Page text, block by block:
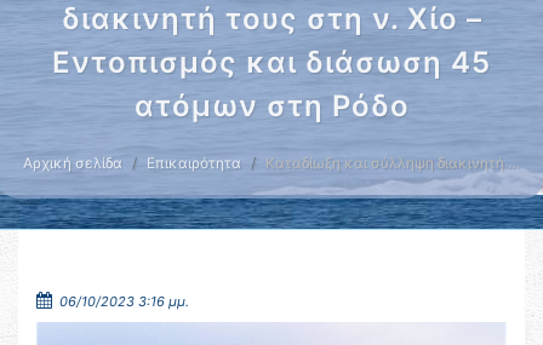
διακινητή τους στη ν. Χίο –
Εντοπισμός και διάσωση 45
ατόμων στη Ρόδο
Αρχική σελίδα Επικαιρότητα Καταδίωξη και σύλληψη διακινητή …
06/10/2023 3:16 μμ.